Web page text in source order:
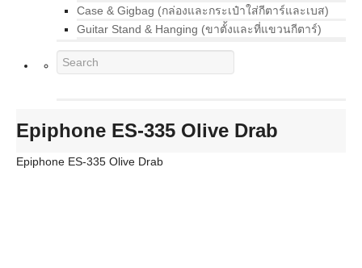
Case & Gigbag (กล่องและกระเป๋าใส่กีตาร์และเบส)
Guitar Stand & Hanging (ขาตั้งและที่แขวนกีตาร์)
Epiphone ES-335 Olive Drab
Epiphone ES-335 Olive Drab